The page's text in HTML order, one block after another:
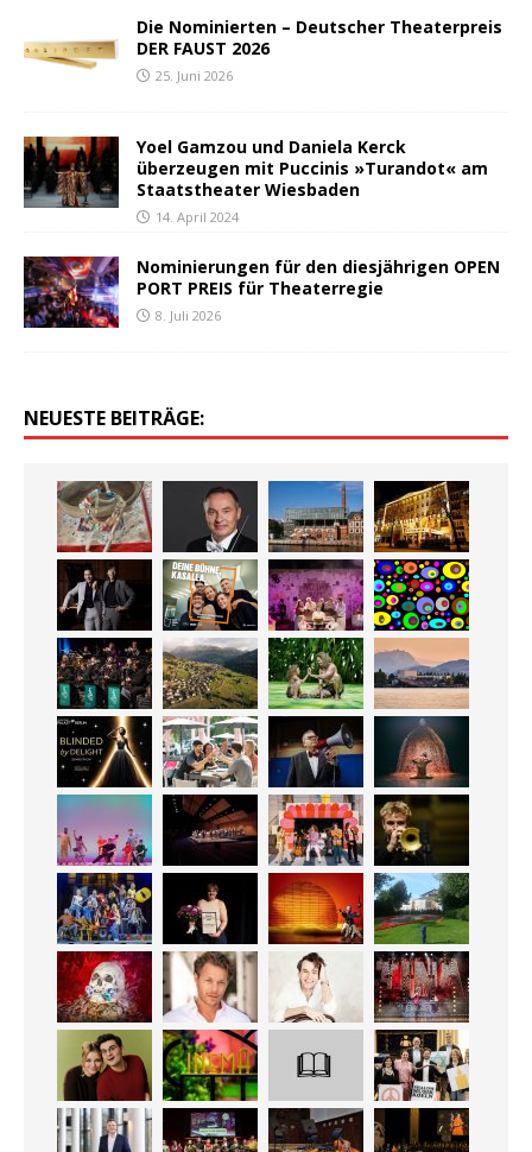
Die Nominierten – Deutscher Theaterpreis
DER FAUST 2026
25. Juni 2026
Yoel Gamzou und Daniela Kerck
überzeugen mit Puccinis »Turandot« am
Staatstheater Wiesbaden
14. April 2024
Nominierungen für den diesjährigen OPEN
PORT PREIS für Theaterregie
8. Juli 2026
NEUESTE BEITRÄGE: